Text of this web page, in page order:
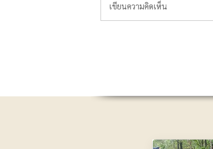
เขียนความคิดเห็น